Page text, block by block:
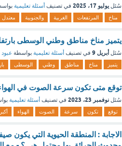
سُئل يوليو 17، 2025 في تصنيف أسئلة تعليمية
مناخ المرتفعات الغربية والجنوبية معتدل
يتميز مناخ مناطق وطني الوسطى
سُئل أبريل 9 في تصنيف أسئلة تعليمية بواسطة عبود
يتميز مناخ مناطق وطني الوسطى
توقع متى تكون سرعة الصوت في
سُئل نوفمبر 23، 2023 في تصنيف أسئلة تعليمية
توقع تكون سرعة الصوت الهواء أكبر
الاجابة : المنطقة الحيوية التي يكون